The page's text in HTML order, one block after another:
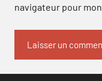
navigateur pour